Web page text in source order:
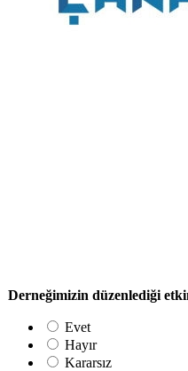
Derneğimizin düzenlediği
Evet
Hayır
Kararsız